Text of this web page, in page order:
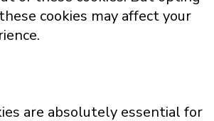
cookies may affect your
are absolutely essential for